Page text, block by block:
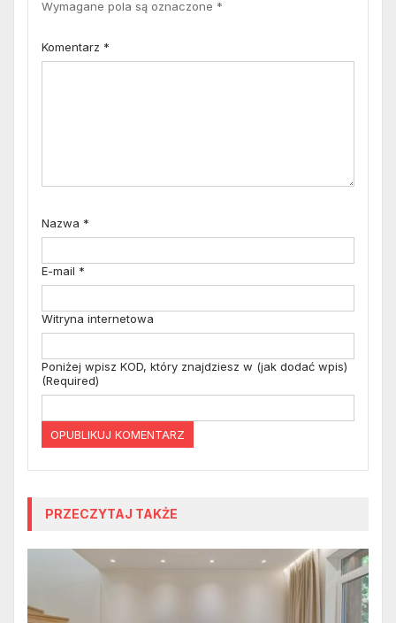
Wymagane pola są oznaczone *
Komentarz *
Nazwa *
E-mail *
Witryna internetowa
Poniżej wpisz KOD, który znajdziesz w (jak dodać wpis)
(Required)
PRZECZYTAJ TAKŻE